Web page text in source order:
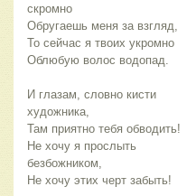
скромно
Обругаешь меня за взгляд,
То сейчас я твоих укромно
Облюбую волос водопад.
И глазам, словно кисти
художника,
Там приятно тебя обводить!
Не хочу я прослыть
безбожником,
Не хочу этих черт забыть!